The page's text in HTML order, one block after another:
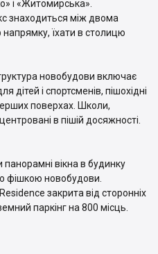
і «Житомирська».
знаходиться між двома
їхати в столицю
новобудови включає
дітей і спортсменів, пішохідні
поверхах. Школи,
в пішій досяжності.
вікна в будинку
фішкою новобудови.
закрита від сторонніх
паркінг на 800 місць.